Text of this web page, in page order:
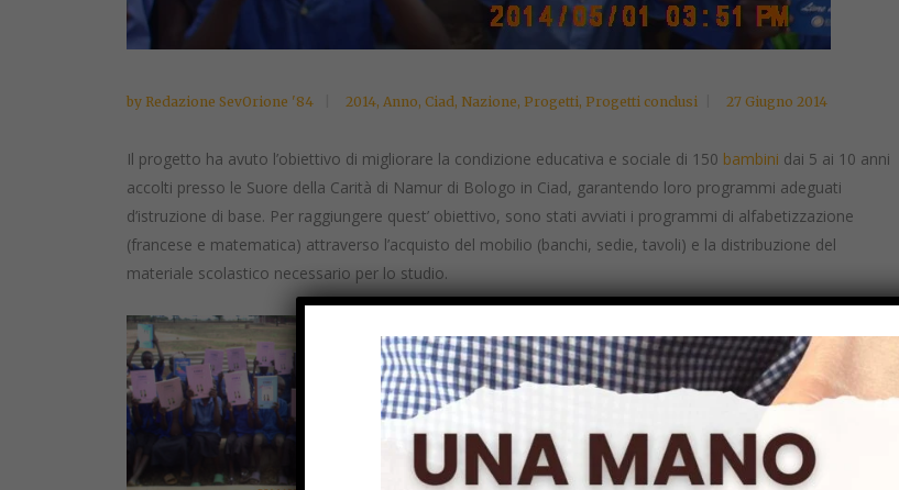
by Redazione SevOrione '84 2014, Anno, Ciad, Nazione, Progetti, Progetti conclusi 27 Giugno 2014
Il progetto ha avuto l’obiettivo di migliorare la condizione educativa e sociale di 150 bambini dai 5 ai 10 anni
accolti presso le Suore della Carità di Namur di Bologo in Ciad, garantendo loro programmi adeguati
d’istruzione di base. Per raggiungere quest’ obiettivo, sono stati avviati i programmi di alfabetizzazione
(francese e matematica) attraverso l’acquisto del mobilio (banchi, sedie, tavoli) e la distribuzione del
materiale scolastico necessario per lo studio.